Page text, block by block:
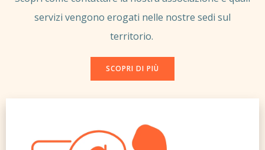
servizi vengono erogati nelle nostre sedi sul
territorio.
SCOPRI DI PIÙ